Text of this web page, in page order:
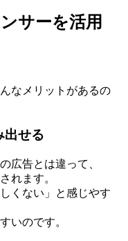
サーを活用
なメリットがあるの
出せる
広告とは違って、
れます。
くない」と感じやす
いのです。